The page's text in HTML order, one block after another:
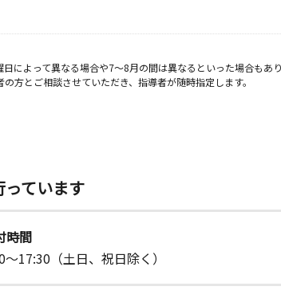
よって異なる場合や7～8月の間は異なるといった場合もあり
方とご相談させていただき、指導者が随時指定します。
っています
時間
～17:30（土日、祝日除く）